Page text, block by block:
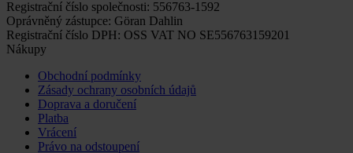
Registrační číslo společnosti: 556763-1592
Oprávněný zástupce: Göran Dahlin
Registrační číslo DPH: OSS VAT NO SE556763159201
Nákupy
Obchodní podmínky
Zásady ochrany osobních údajů
Doprava a doručení
Platba
Vrácení
Právo na odstoupení